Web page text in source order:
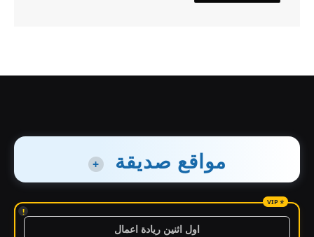
مواقع صديقة +
!
اول اثنين ريادة اعمال